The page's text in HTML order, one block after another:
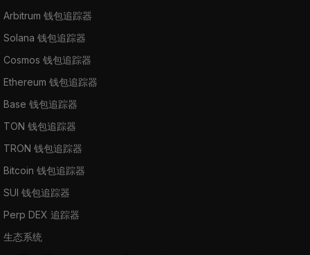
Arbitrum 钱包追踪器
Solana 钱包追踪器
Cosmos 钱包追踪器
Ethereum 钱包追踪器
Base 钱包追踪器
TON 钱包追踪器
TRON 钱包追踪器
Bitcoin 钱包追踪器
SUI 钱包追踪器
Perp DEX 追踪器
生态系统